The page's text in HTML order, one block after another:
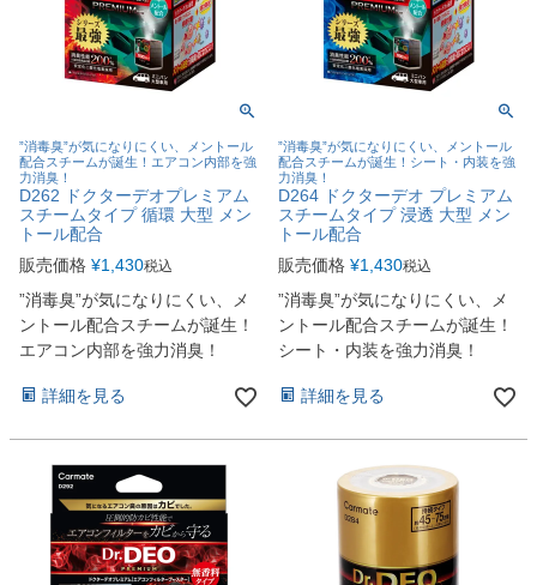
”消毒臭”が気になりにくい、メントール
配合スチームが誕生！エアコン内部を強
力消臭！
D262 ドクターデオプレミアム
スチームタイプ 循環 大型 メン
トール配合
販売価格 ¥1,430税込
”消毒臭”が気になりにくい、メ
ントール配合スチームが誕生！
エアコン内部を強力消臭！
詳細を見る
”消毒臭”が気になりにくい、メントール
配合スチームが誕生！シート・内装を強
力消臭！
D264 ドクターデオ プレミアム
スチームタイプ 浸透 大型 メン
トール配合
販売価格 ¥1,430税込
”消毒臭”が気になりにくい、メ
ントール配合スチームが誕生！
シート・内装を強力消臭！
詳細を見る